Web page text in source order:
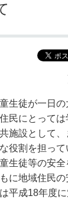
生徒が一日の
民にとって
施設として
役割を担って
生徒等の安全
に地域住民
平成18年度